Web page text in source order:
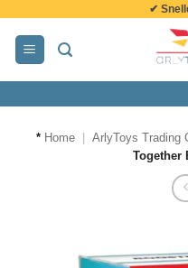
inhoud
✔
* Home ArlyToys Trading
Together